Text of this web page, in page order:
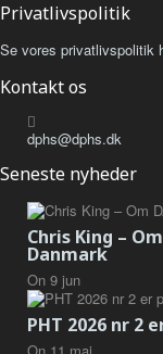
Privatlivspolitik
Se vores privatlivspolitik
Kontakt os
dphs@dphs.dk
Seneste nyheder
Chris King –
Danmark
On 9 jun
PHT 2026 nr 2